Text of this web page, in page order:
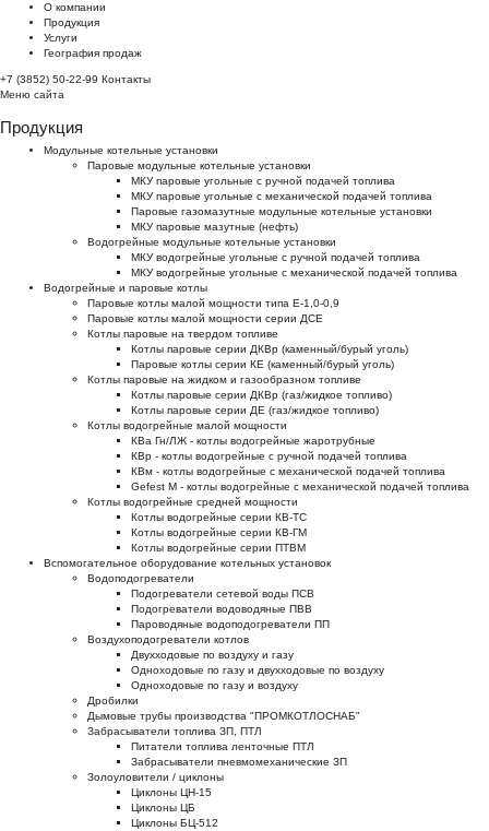
О компании
Продукция
Услуги
География продаж
+7 (3852) 50-22-99 Контакты
Меню сайта
Продукция
Модульные котельные установки
Паровые модульные котельные установки
МКУ паровые угольные с ручной подачей топлива
МКУ паровые угольные с механической подачей топлива
Паровые газомазутные модульные котельные установки
МКУ паровые мазутные (нефть)
Водогрейные модульные котельные установки
МКУ водогрейные угольные с ручной подачей топлива
МКУ водогрейные угольные с механической подачей топлива
Водогрейные и паровые котлы
Паровые котлы малой мощности типа Е-1,0-0,9
Паровые котлы малой мощности серии ДСЕ
Котлы паровые на твердом топливе
Котлы паровые серии ДКВр (каменный/бурый уголь)
Паровые котлы серии КЕ (каменный/бурый уголь)
Котлы паровые на жидком и газообразном топливе
Котлы паровые серии ДКВр (газ/жидкое топливо)
Котлы паровые серии ДЕ (газ/жидкое топливо)
Котлы водогрейные малой мощности
КВа Гн/ЛЖ - котлы водогрейные жаротрубные
КВр - котлы водогрейные с ручной подачей топлива
КВм - котлы водогрейные с механической подачей топлива
Gefest M - котлы водогрейные с механической подачей топлива
Котлы водогрейные средней мощности
Котлы водогрейные серии КВ-ТС
Котлы водогрейные серии КВ-ГМ
Котлы водогрейные серии ПТВМ
Вспомогательное оборудование котельных установок
Водоподогреватели
Подогреватели сетевой воды ПСВ
Подогреватели водоводяные ПВВ
Пароводяные водоподогреватели ПП
Воздухоподогреватели котлов
Двухходовые по воздуху и газу
Одноходовые по газу и двухходовые по воздуху
Одноходовые по газу и воздуху
Дробилки
Дымовые трубы производства "ПРОМКОТЛОСНАБ"
Забрасыватели топлива ЗП, ПТЛ
Питатели топлива ленточные ПТЛ
Забрасыватели пневмомеханические ЗП
Золоуловители / циклоны
Циклоны ЦН-15
Циклоны ЦБ
Циклоны БЦ-512